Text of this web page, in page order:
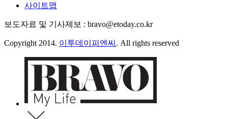
사이트맵
보도자료 및 기사제보 : bravo@etoday.co.kr
Copyright 2014. 이투데이피엔씨 . All rights reserved